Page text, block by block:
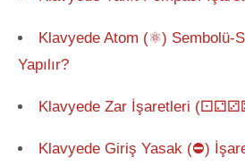
Klavyede Atom (⚛) Sembolü-
Yapılır?
Klavyede Zar İşaretleri
Klavyede Giriş Yasak (⛔)